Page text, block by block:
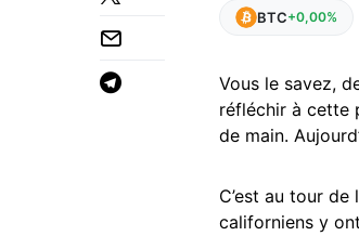
BTC+0,00%
Vous le savez,
réfléchir à cette
de main.
C’est au tour
californiens y